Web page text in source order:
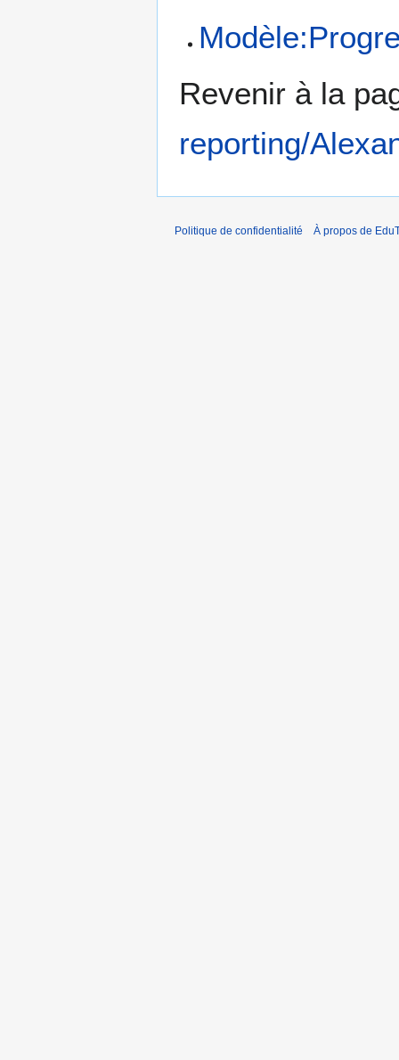
Revenir à la
reporting/
Politique de confidentialité À propos de